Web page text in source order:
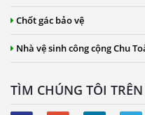
Chốt gác bảo vệ
Nhà vệ sinh công cộng Chu
TÌM CHÚNG TÔI TRÊN